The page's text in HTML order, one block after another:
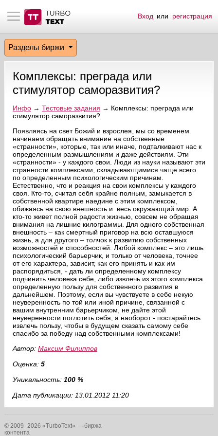
материалы
биржи
эфир
на сайте
пользователей
сообщения
по форуму
Вход или регистрация
Разделы биржи
Комплексы: преграда или
стимулятор саморазвития?
Инфо→ Тестовые задания → Комплексы: преграда или
стимулятор саморазвития?
Появляясь на свет Божий и взрослея, мы со временем
начинаем обращать внимание на собственные
«странности», которые, так или иначе, подталкивают нас к
определенным размышлениям и даже действиям. Эти
«странности» - у каждого свои. Люди из науки называют эти
странности комплексами, складывающимися чаще всего
по определенным психологическим причинам.
Естественно, что и реакция на свои комплексы у каждого
своя. Кто-то, считая себя крайне полным, замыкается в
собственной квартире наедине с этим комплексом,
обижаясь на свою внешность и весь окружающий мир. А
кто-то живет полной радости жизнью, совсем не обращая
внимания на лишние килограммы. Для одного собственная
внешность – как смертный приговор на всю оставшуюся
жизнь, а для другого – толчок к развитию собственных
возможностей и способностей. Любой комплекс – это лишь
психологический барьерчик, и только от человека, точнее
от его характера, зависит, как его принять и как им
распорядиться, - дать ли определенному комплексу
подчинить человека себе, либо извлечь из этого комплекса
определенную пользу для собственного развития в
дальнейшем. Поэтому, если вы чувствуете в себе некую
неуверенность по той или иной причине, связанной с
вашим внутренним барьерчиком, не дайте этой
неуверенности поглотить себя, а наоборот - постарайтесь
извлечь пользу, чтобы в будущем сказать самому себе
спасибо за победу над собственными комплексами!
Автор: Максим Филиппов
Оценка: 5
Уникальность: 100 %
Дата публикации: 13.01.2012 11:20
© 2009–2026 «TurboText» — биржа
контента